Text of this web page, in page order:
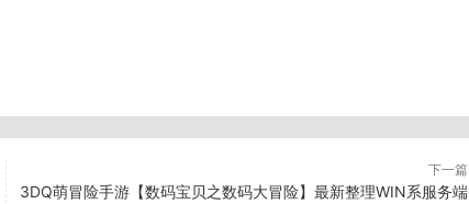
下一篇
3DQ萌冒险手游【数码宝贝之数码大冒险】最新整理WIN系服务端